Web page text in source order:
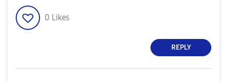
0 Likes
REPLY